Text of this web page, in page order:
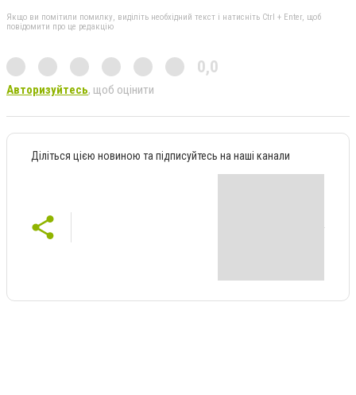
Якщо ви помітили помилку, виділіть необхідний текст і натисніть Ctrl + Enter, щоб
повідомити про це редакцію
0,0
Авторизуйтесь, щоб оцінити
Діліться цією новиною та підписуйтесь на наші канали